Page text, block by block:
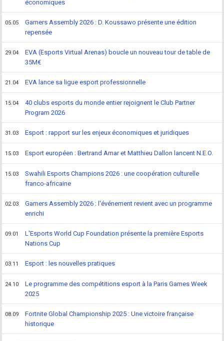
économiques
05.05
Gamers Assembly 2026 : D. Koussawo présente une édition
repensée
29.04
EVA (Esports Virtual Arenas) boucle un nouveau tour de table de
35M€
21.04 EVA lance sa ligue esport professionnelle
15.04
40 clubs esports du monde entier rejoignent le Club Partner
Program 2026
31.03 Esport : rapport sur les enjeux économiques et juridiques
15.03 Esport européen : Bertrand Amar et Matthieu Dallon lancent N.E.O.
15.03
Swahili Esports Champions 2026 : une coopération culturelle
franco-africaine
02.03
Gamers Assembly 2026 : l'événement revient avec un programme
enrichi
09.01
L'Esports World Cup Foundation présente la première Esports
Nations Cup
03.11 Esport : les nouvelles pratiques
24.10
Le programme des compétitions esport à la Paris Games Week
2025
08.09
Fortnite Global Championship 2025 : Une victoire française
historique